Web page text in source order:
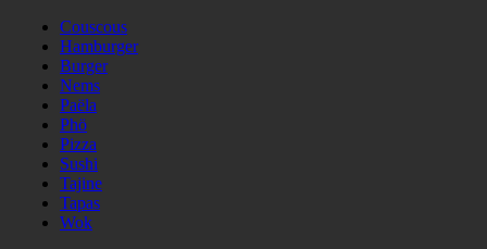
Couscous
Hamburger
Burger
Nems
Paëla
Phö
Pizza
Sushi
Tajine
Tapas
Wok